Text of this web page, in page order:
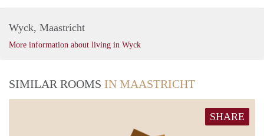
Wyck, Maastricht
More information about living in Wyck
SIMILAR ROOMS IN MAASTRICHT
SHARE